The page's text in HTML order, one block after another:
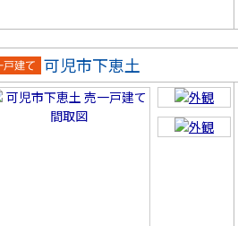
戸建
可児市下恵土